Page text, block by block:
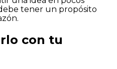
tener un propósito
con tu